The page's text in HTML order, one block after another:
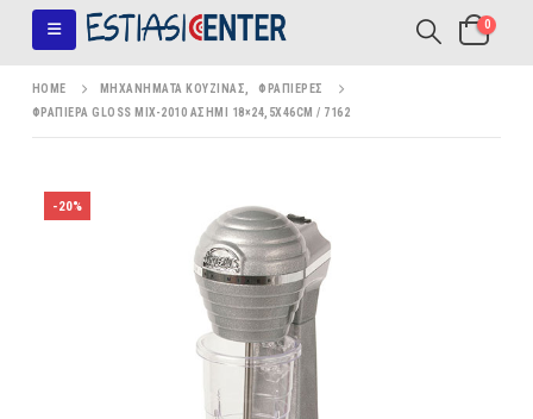
0
HOME ΜΗΧΑΝΉΜΑΤΑ ΚΟΥΖΊΝΑΣ
ΦΡΑΠΙΈΡΕΣ
ΦΡΑΠΙΈΡΑ GLOSS MIX-2010 ΑΣΗΜΊ 18×24,5X46CM / 7162
-20%